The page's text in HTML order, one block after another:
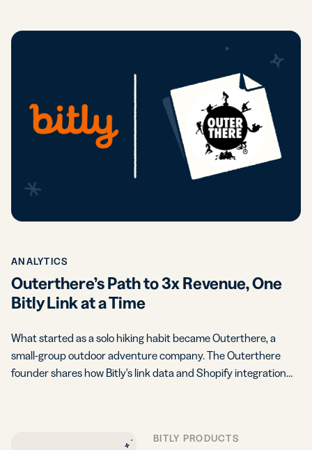
ANALYTICS
Outerthere’s Path to 3x Revenue, One
Bitly Link at a Time
What started as a solo hiking habit became Outerthere, a
small-group outdoor adventure company. The Outerthere
founder shares how Bitly's link data and Shopify integration…
BITLY PRODUCTS